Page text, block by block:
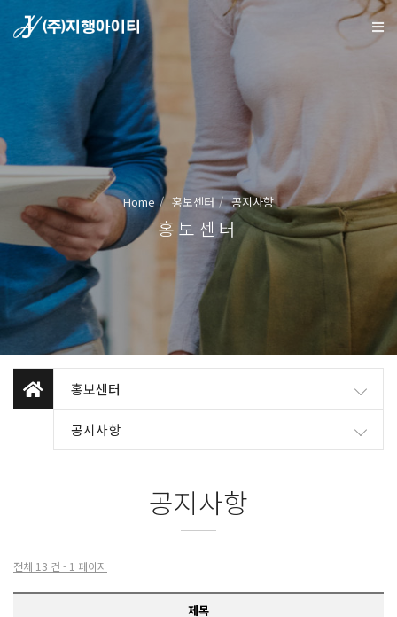
Home 홍보센터 공지사항
홍보센터
홍보센터
공지사항
공지사항
전체 13 건 - 1 페이지
제목